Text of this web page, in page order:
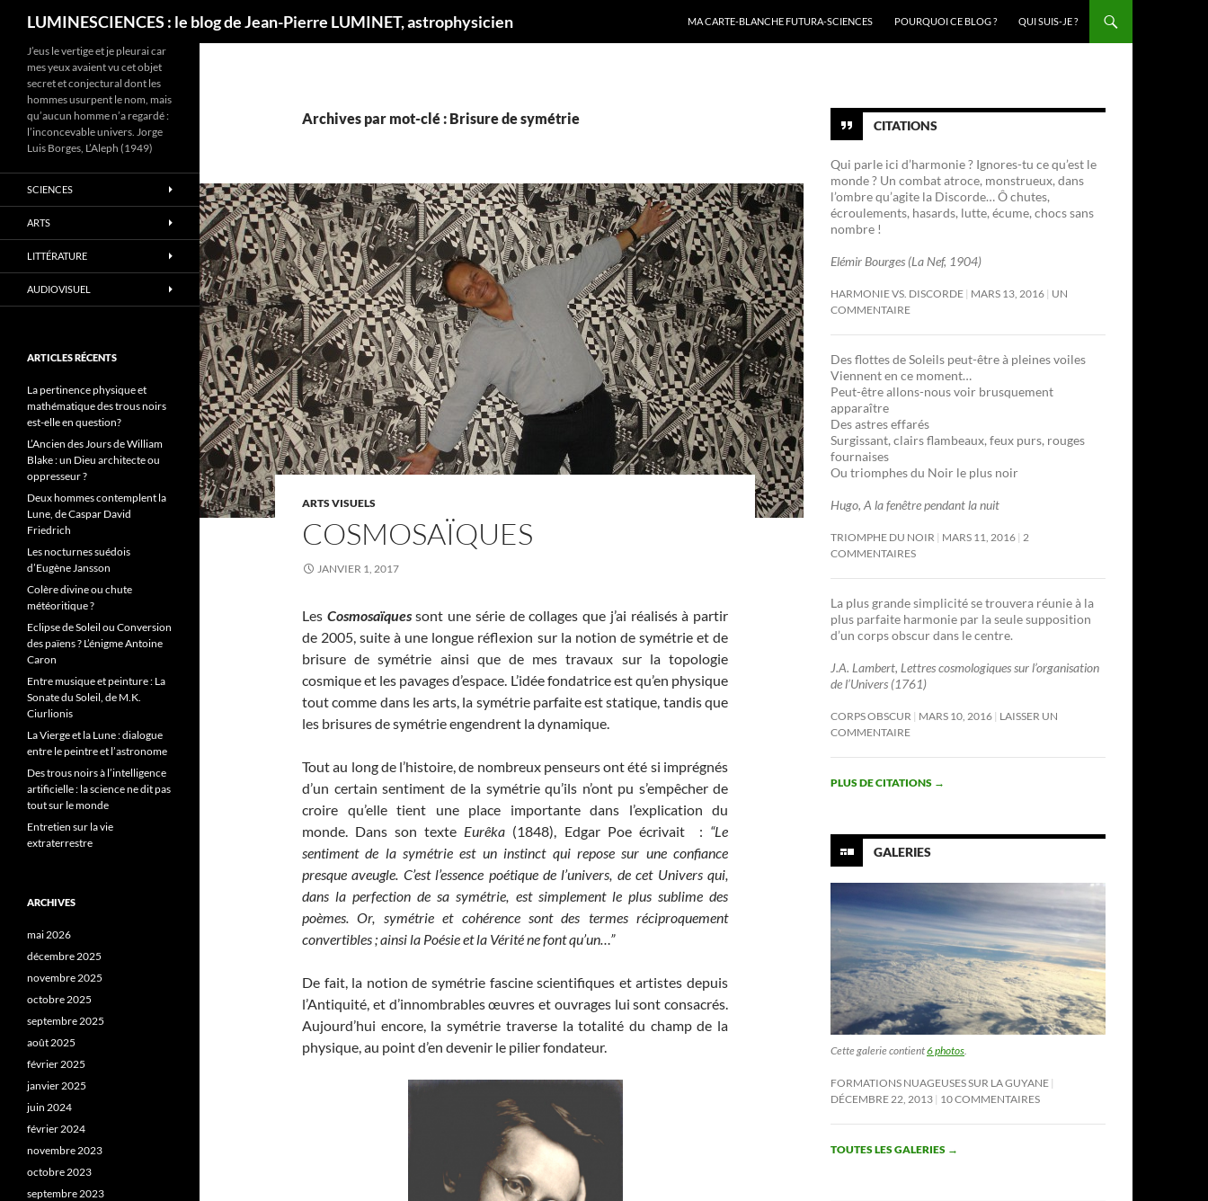
LUMINESCIENCES : le blog de Jean-Pierre LUMINET, astrophysicien
MA CARTE-BLANCHE FUTURA-SCIENCES
POURQUOI CE BLOG ? QUI SUIS-JE ?
Archives par mot-clé : Brisure de symétrie
ARTS VISUELS
COSMOSAÏQUES
JANVIER 1, 2017
Les Cosmosaïquessont une série de collages que j’ai réalisés à partir
de 2005, suite à une longue réflexion sur la notion de symétrie et de
brisure de symétrie ainsi que de mes travaux sur la topologie
cosmique et les pavages d’espace. L’idée fondatrice est qu’en physique
tout comme dans les arts, la symétrie parfaite est statique, tandis que
les brisures de symétrie engendrent la dynamique.
Tout au long de l’histoire, de nombreux penseurs ont été si imprégnés
d’un certain sentiment de la symétrie qu’ils n’ont pu s’empêcher de
croire qu’elle tient une place importante dans l’explication du
monde. Dans son texte Eurêka (1848), Edgar Poe écrivait : “Le
sentiment de la symétrie est un instinct qui repose sur une confiance
presque aveugle. C’est l’essence poétique de l’univers, de cet Univers qui,
dans la perfection de sa symétrie, est simplement le plus sublime des
poèmes. Or, symétrie et cohérence sont des termes réciproquement
convertibles ; ainsi la Poésie et la Vérité ne font qu’un…”
De fait, la notion de symétrie fascine scientifiques et artistes depuis
l’Antiquité, et d’innombrables œuvres et ouvrages lui sont consacrés.
Aujourd’hui encore, la symétrie traverse la totalité du champ de la
physique, au point d’en devenir le pilier fondateur.
CITATIONS
Qui parle ici d’harmonie ? Ignores-tu ce qu’est le
monde ? Un combat atroce, monstrueux, dans
l’ombre qu’agite la Discorde… Ô chutes,
écroulements, hasards, lutte, écume, chocs sans
nombre !
Elémir Bourges (La Nef, 1904)
HARMONIE VS. DISCORDE MARS 13, 2016 UN
COMMENTAIRE
Des flottes de Soleils peut-être à pleines voiles
Viennent en ce moment…
Peut-être allons-nous voir brusquement
apparaître
Des astres effarés
Surgissant, clairs flambeaux, feux purs, rouges
fournaises
Ou triomphes du Noir le plus noir
Hugo, A la fenêtre pendant la nuit
TRIOMPHE DU NOIR MARS 11, 2016 2
COMMENTAIRES
La plus grande simplicité se trouvera réunie à la
plus parfaite harmonie par la seule supposition
d’un corps obscur dans le centre.
J.A. Lambert, Lettres cosmologiques sur l’organisation
de l’Univers (1761)
CORPS OBSCUR MARS 10, 2016 LAISSER UN
COMMENTAIRE
PLUS DE CITATIONS →
GALERIES
Cette galerie contient6 photos.
FORMATIONS NUAGEUSES SUR LA GUYANE
DÉCEMBRE 22, 2013 10 COMMENTAIRES
TOUTES LES GALERIES →
J’eus le vertige et je pleurai car
mes yeux avaient vu cet objet
secret et conjectural dont les
hommes usurpent le nom, mais
qu’aucun homme n’a regardé :
l’inconcevable univers. Jorge
Luis Borges, L’Aleph (1949)
SCIENCES
ARTS
LITTÉRATURE
AUDIOVISUEL
ARTICLES RÉCENTS
La pertinence physique et
mathématique des trous noirs
est-elle en question?
L’Ancien des Jours de William
Blake : un Dieu architecte ou
oppresseur ?
Deux hommes contemplent la
Lune, de Caspar David
Friedrich
Les nocturnes suédois
d’Eugène Jansson
Colère divine ou chute
météoritique ?
Eclipse de Soleil ou Conversion
des païens ? L’énigme Antoine
Caron
Entre musique et peinture : La
Sonate du Soleil, de M.K.
Ciurlionis
La Vierge et la Lune : dialogue
entre le peintre et l’astronome
Des trous noirs à l’intelligence
artificielle : la science ne dit pas
tout sur le monde
Entretien sur la vie
extraterrestre
ARCHIVES
mai 2026
décembre 2025
novembre 2025
octobre 2025
septembre 2025
août 2025
février 2025
janvier 2025
juin 2024
février 2024
novembre 2023
octobre 2023
septembre 2023